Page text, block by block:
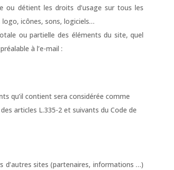
ou détient les droits d’usage sur tous les
icônes, sons, logiciels…
ou partielle des éléments du site, quel
à l’e-mail :
qu’il contient sera considérée comme
articles L.335-2 et suivants du Code de
sites (partenaires, informations …)